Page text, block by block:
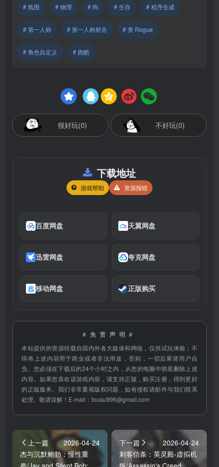
# 氛围 # 物理 # 狗 # 生存 # 程序生成
# 第一人称 # 第一人称射击 # 类 Rogue
# 角色自定义 # 跑酷
很好玩(0) 不好玩(0)
下载地址
游戏帮助 资源报错
百度网盘 天翼网盘
迅雷网盘 夸克网盘
移动网盘 正版购买
#免责声明#
本站提供的资源转载自国内外各大媒体和网络，仅供试玩体验；不
得将上述内容用于商业或者非法用途，否则，一切后果请用户自
负。您必须在下载后的24个小时之内，从您的电脑中彻底删除上述
内容。如果您喜欢该游戏内容，请支持正版，购买注册，得到更好
的正版服务。我们非常重视版权问题，如有侵权请邮件与我们联系
处理。敬请谅解！E-mail：tousu996@gmail.com
上一篇
2026-04-24
杰与沉默鲍勃：慢性重
下一篇
2026-04-24
刺客信条：英灵殿-虚拟机